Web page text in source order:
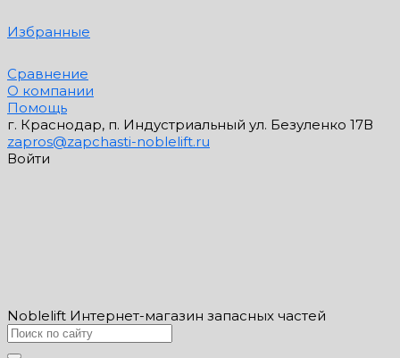
Избранные
Сравнение
О компании
Помощь
г. Краснодар, п. Индустриальный ул. Безуленко 17В
zapros@zapchasti-noblelift.ru
Войти
Noblelift Интернет-магазин запасных частей